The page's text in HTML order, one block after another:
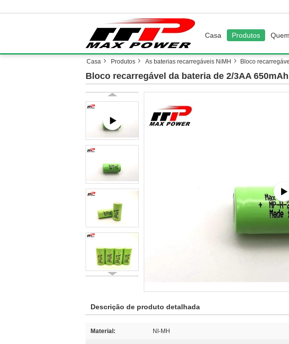
Casa Produtos
Casa Produtos As baterias recarregáveis NiMH Bloco
Bloco recarregável da bateria de 2/3AA
Descrição de produto detalhada
Material: NI-MH